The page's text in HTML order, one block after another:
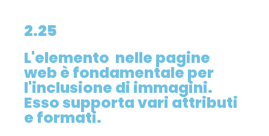
2.25
L'elemento nelle pagine
web è fondamentale per
l'inclusione di immagini.
Esso supporta vari attributi
e formati.